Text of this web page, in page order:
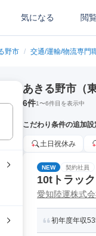
気になる 閲
野市 / 交通/運輸/物流専門
あきる野市（
6件1〜6件目を表示中
こだわり条件の追加
土日祝休み
NEW 契約社員
10tトラッ
愛知陸運株式
初年度年収